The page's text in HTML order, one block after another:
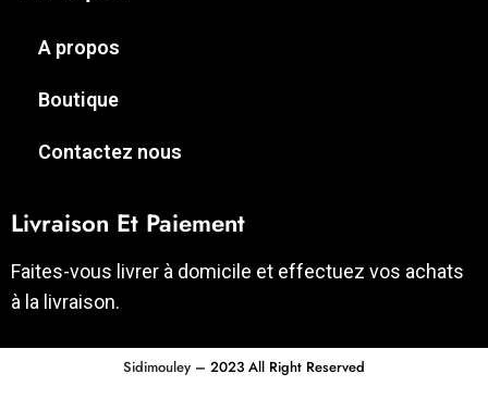
A propos
Boutique
Contactez nous
Livraison Et Paiement
Faites-vous livrer à domicile et effectuez vos achats
à la livraison.
Sidimouley – 2023 All Right Reserved